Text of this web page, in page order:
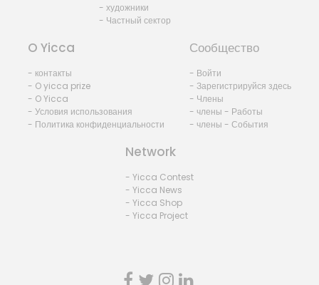
- художники
- Частный сектор
O Yicca
- контакты
- O yicca prize
- O Yicca
- Условия использования
- Политика конфиденциальности
Сообщество
- Войти
- Зарегистрируйся здесь
- Члены
- члены - Работы
- члены - События
Network
- Yicca Contest
- Yicca News
- Yicca Shop
- Yicca Project